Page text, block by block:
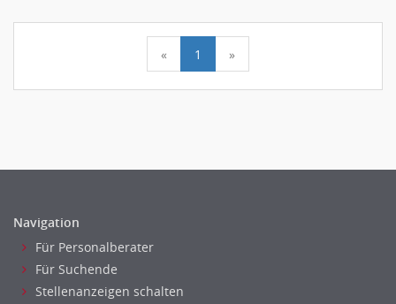
« 1 »
Navigation
Für Personalberater
Für Suchende
Stellenanzeigen schalten